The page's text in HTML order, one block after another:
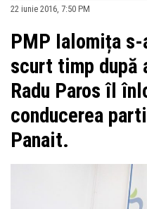
22 iunie 2016, 7:50 PM
PMP Ialomița
scurt timp după
Radu Paros îl
conducerea
Panait.